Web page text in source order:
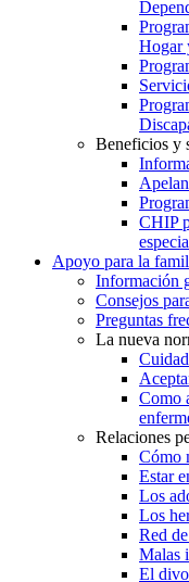
Hogar
Beneficios y
CHIP
Apoyo para la
Información
Consejos
Preguntas
La nueva
Como
Relaciones
Cómo
Estar
Los
Los
Red
Malas
El